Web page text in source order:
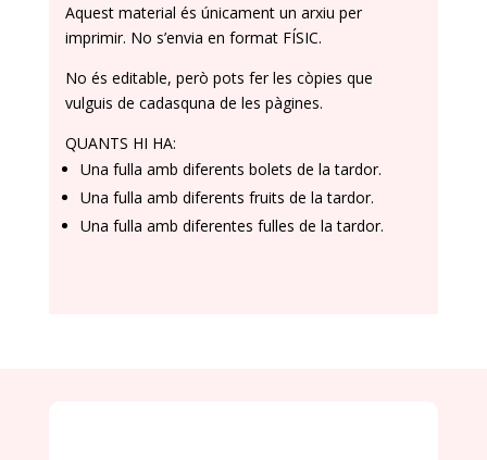
Aquest material és únicament un arxiu per
imprimir. No s’envia en format FÍSIC.
No és editable, però pots fer les còpies que
vulguis de cadasquna de les pàgines.
QUANTS HI HA:
Una fulla amb diferents bolets de la tardor.
Una fulla amb diferents fruits de la tardor.
Una fulla amb diferentes fulles de la tardor.